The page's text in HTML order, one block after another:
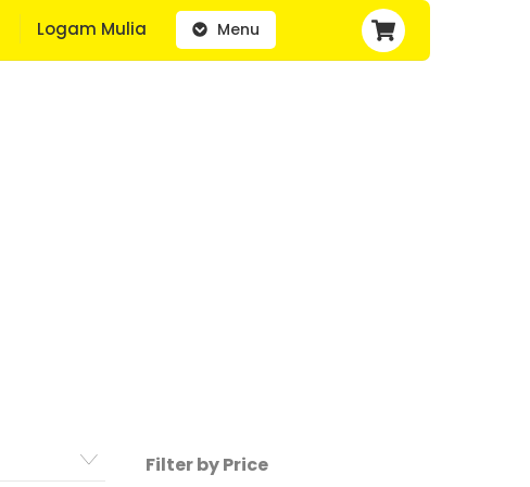
Logam Mulia Menu
Filter by Price